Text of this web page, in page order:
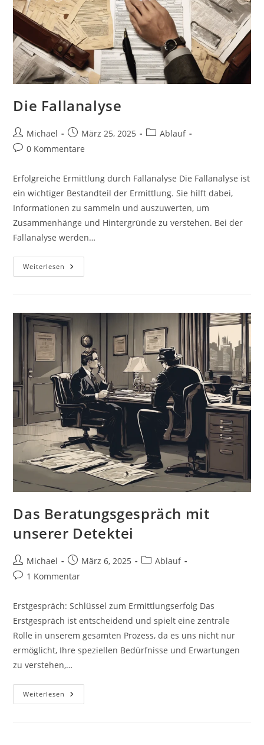
Die Fallanalyse
Beitrags-
Autor:
Michael
Beitrag
veröffentlicht:
März 25, 2025
Beitrags-
Ablauf
Beitrags-
0 Kommentare
Erfolgreiche Ermittlung durch Fallanalyse Die Fallanalyse ist
ein wichtiger Bestandteil der Ermittlung. Sie hilft dabei,
Informationen zu sammeln und auszuwerten, um
Zusammenhänge und Hintergründe zu verstehen. Bei der
Fallanalyse werden…
Weiterlesen Die
Fallanalyse
Das Beratungsgespräch mit
unserer Detektei
Beitrags-
Autor:
Michael
Beitrag
veröffentlicht:
März 6, 2025
Beitrags-
Ablauf
Beitrags-
1 Kommentar
Erstgespräch: Schlüssel zum Ermittlungserfolg Das
Erstgespräch ist entscheidend und spielt eine zentrale
Rolle in unserem gesamten Prozess, da es uns nicht nur
ermöglicht, Ihre speziellen Bedürfnisse und Erwartungen
zu verstehen,…
Weiterlesen Das
Beratungsgespräch